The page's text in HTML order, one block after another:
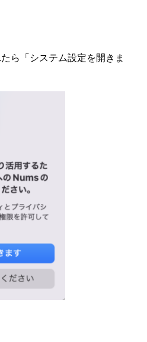
ら「システム設定を開きま